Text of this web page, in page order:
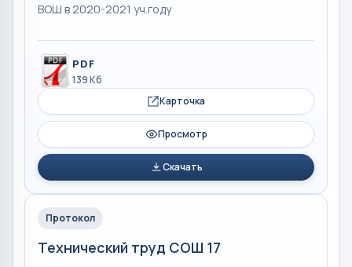
ВОШ в 2020-2021 уч.году
PDF
139 Кб
Карточка
Просмотр
Скачать
Протокол
Технический труд СОШ 17